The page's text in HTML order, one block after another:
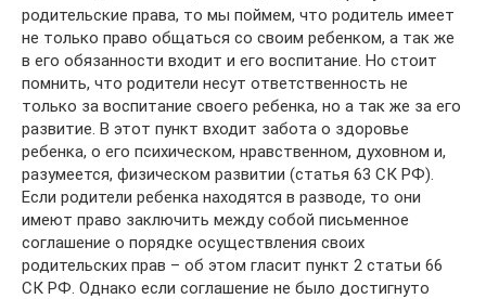
родительские права, то мы поймем, что родитель имеет
не только право общаться со своим ребенком, а так же
в его обязанности входит и его воспитание. Но стоит
помнить, что родители несут ответственность не
только за воспитание своего ребенка, но а так же за его
развитие. В этот пункт входит забота о здоровье
ребенка, о его психическом, нравственном, духовном и,
разумеется, физическом развитии (статья 63 СК РФ).
Если родители ребенка находятся в разводе, то они
имеют право заключить между собой письменное
соглашение о порядке осуществления своих
родительских прав – об этом гласит пункт 2 статьи 66
СК РФ. Однако если соглашение не было достигнуто